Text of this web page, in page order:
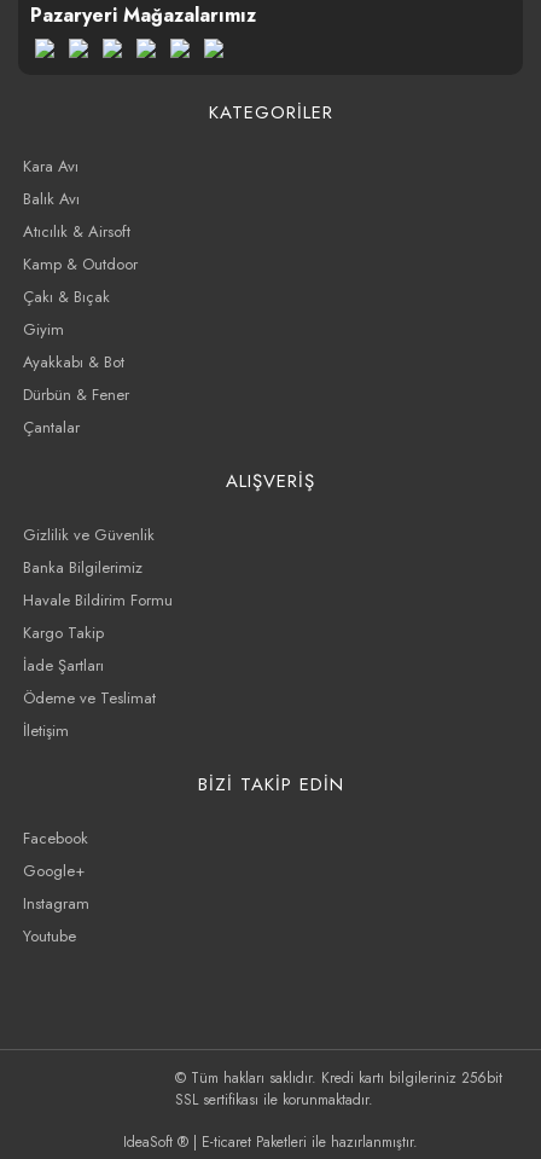
Pazaryeri Mağazalarımız
KATEGORİLER
Kara Avı
Balık Avı
Atıcılık & Airsoft
Kamp & Outdoor
Çakı & Bıçak
Giyim
Ayakkabı & Bot
Dürbün & Fener
Çantalar
ALIŞVERİŞ
Gizlilik ve Güvenlik
Banka Bilgilerimiz
Havale Bildirim Formu
Kargo Takip
İade Şartları
Ödeme ve Teslimat
İletişim
BİZİ TAKİP EDİN
Facebook
Google+
Instagram
Youtube
© Tüm hakları saklıdır. Kredi kartı bilgileriniz 256bit
SSL sertifikası ile korunmaktadır.
IdeaSoft ® | E-ticaret Paketleri ile hazırlanmıştır.